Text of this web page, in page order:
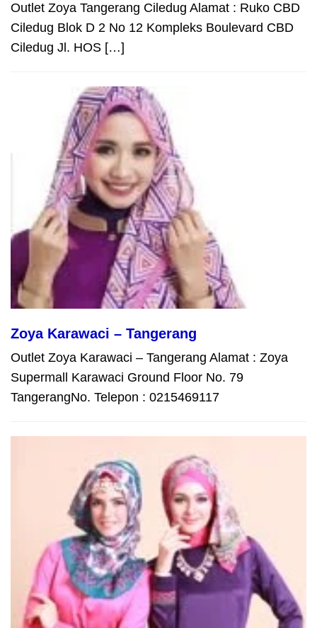
Outlet Zoya Tangerang Ciledug Alamat : Ruko CBD
Ciledug Blok D 2 No 12 Kompleks Boulevard CBD
Ciledug Jl. HOS […]
Zoya Karawaci – Tangerang
Outlet Zoya Karawaci – Tangerang Alamat : Zoya
Supermall Karawaci Ground Floor No. 79
TangerangNo. Telepon : 0215469117